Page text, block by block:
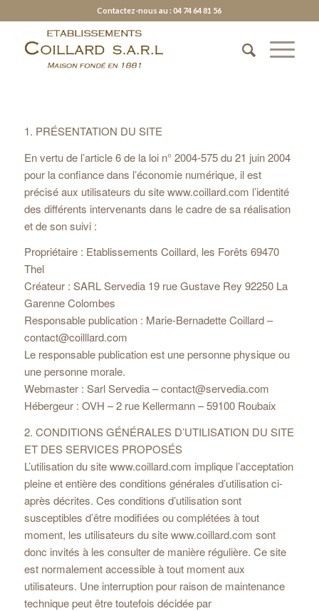
Contactez-nous au : 04 74 64 81 56
1. PRÉSENTATION DU SITE
En vertu de l’article 6 de la loi n° 2004-575 du 21 juin 2004
pour la confiance dans l’économie numérique, il est
précisé aux utilisateurs du site www.coillard.com l’identité
des différents intervenants dans le cadre de sa réalisation
et de son suivi :
Propriétaire : Etablissements Coillard, les Forêts 69470
Thel
Créateur : SARL Servedia 19 rue Gustave Rey 92250 La
Garenne Colombes
Responsable publication : Marie-Bernadette Coillard –
contact@coilllard.com
Le responsable publication est une personne physique ou
une personne morale.
Webmaster : Sarl Servedia –contact@servedia.com
Hébergeur : OVH – 2 rue Kellermann – 59100 Roubaix
2. CONDITIONS GÉNÉRALES D’UTILISATION DU SITE
ET DES SERVICES PROPOSÉS
L’utilisation du site www.coillard.com implique l’acceptation
pleine et entière des conditions générales d’utilisation ci-
après décrites. Ces conditions d’utilisation sont
susceptibles d’être modifiées ou complétées à tout
moment, les utilisateurs du site www.coillard.com sont
donc invités à les consulter de manière régulière. Ce site
est normalement accessible à tout moment aux
utilisateurs. Une interruption pour raison de maintenance
technique peut être toutefois décidée par